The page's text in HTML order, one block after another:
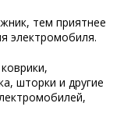
тем приятнее
электромобиля.
шторки и другие